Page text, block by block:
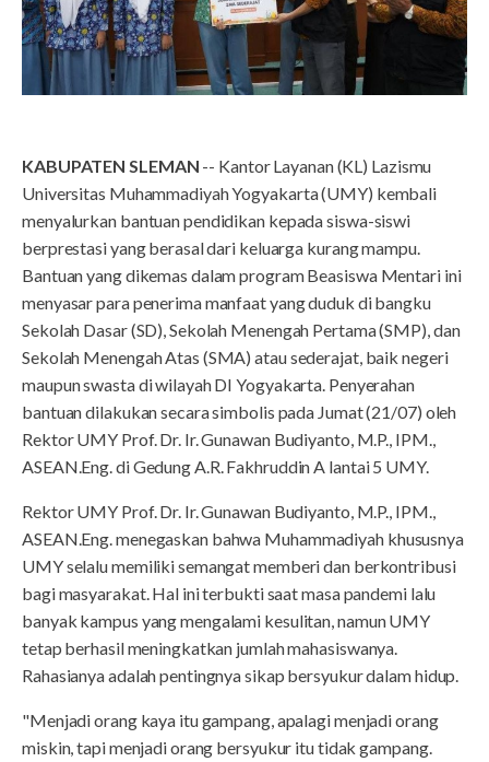
KABUPATEN SLEMAN -- Kantor Layanan (KL) Lazismu
Universitas Muhammadiyah Yogyakarta (UMY) kembali
menyalurkan bantuan pendidikan kepada siswa-siswi
berprestasi yang berasal dari keluarga kurang mampu.
Bantuan yang dikemas dalam program Beasiswa Mentari ini
menyasar para penerima manfaat yang duduk di bangku
Sekolah Dasar (SD), Sekolah Menengah Pertama (SMP), dan
Sekolah Menengah Atas (SMA) atau sederajat, baik negeri
maupun swasta di wilayah DI Yogyakarta. Penyerahan
bantuan dilakukan secara simbolis pada Jumat (21/07) oleh
Rektor UMY Prof. Dr. Ir. Gunawan Budiyanto, M.P., IPM.,
ASEAN.Eng. di Gedung A.R. Fakhruddin A lantai 5 UMY.
Rektor UMY Prof. Dr. Ir. Gunawan Budiyanto, M.P., IPM.,
ASEAN.Eng. menegaskan bahwa Muhammadiyah khususnya
UMY selalu memiliki semangat memberi dan berkontribusi
bagi masyarakat. Hal ini terbukti saat masa pandemi lalu
banyak kampus yang mengalami kesulitan, namun UMY
tetap berhasil meningkatkan jumlah mahasiswanya.
Rahasianya adalah pentingnya sikap bersyukur dalam hidup.
"Menjadi orang kaya itu gampang, apalagi menjadi orang
miskin, tapi menjadi orang bersyukur itu tidak gampang.